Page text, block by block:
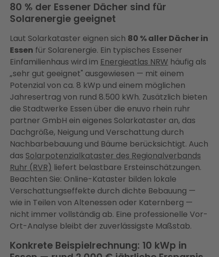
80 % der Essener Dächer sind für
Solarenergie geeignet
Laut Solarkataster eignen sich 80 % aller Dächer in
Essen für Solarenergie. Ein typisches Essener
Einfamilienhaus wird im Energieatlas NRW häufig als
„sehr gut geeignet" ausgewiesen — mit einem
Potenzial von ca. 8 kWp und einem möglichen
Jahresertrag von rund 8.500 kWh. Zusätzlich bieten
die Stadtwerke Essen über die enuvo rhein ruhr
partner GmbH ein eigenes Solarkataster an, das
Dachgröße, Neigung und Verschattung durch
Nachbarbebauung und Bäume berücksichtigt. Auch
das Solarpotenzialkataster des Regionalverbands
Ruhr (RVR) liefert belastbare Ersteinschätzungen.
Beachten Sie: Online-Kataster bilden lokale
Verschattungseffekte durch dichte Bebauung —
wie in Teilen von Altenessen oder Katernberg —
nicht immer vollständig ab. Eine professionelle Vor-
Ort-Analyse bleibt der zuverlässigste Maßstab.
Konkrete Beispielrechnung: 10 kWp in